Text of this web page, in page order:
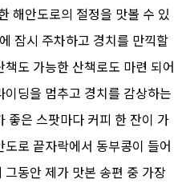
해안도로의 절정을 맛볼 수 있
잠시 주차하고 경치를 만끽할
도 가능한 산책로도 마련 되어
딩을 멈추고 경치를 감상하는
좋은 스팟마다 커피 한 잔이 가
로 끝자락에서 동부콩이 들어
동안 제가 맛본 송편 중 가장